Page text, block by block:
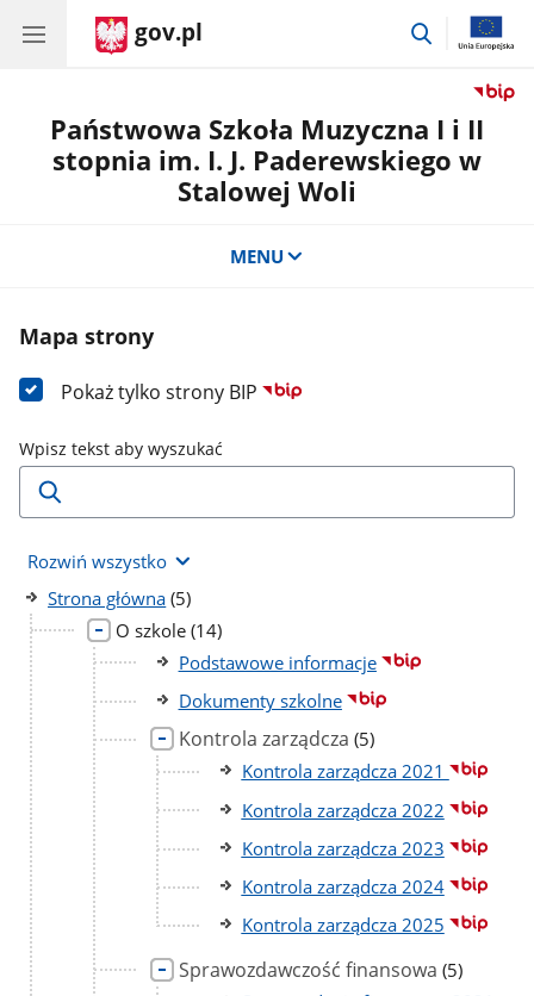
gov.pl
przejdź
Państwowa Szkoła Muzyczna I i II
stopnia im. I. J. Paderewskiego w
Stalowej Woli
MENU
Mapa strony
Pokaż tylko strony BIP
Wpisz tekst aby wyszukać
Rozwiń wszystko
Strona główna liczba
podstron
(5)
O szkole liczba
podstron
(14)
Podstawowe informacje
Dokumenty szkolne
Kontrola zarządcza liczba
podstron
(5)
Kontrola zarządcza 2021
Kontrola zarządcza 2022
Kontrola zarządcza 2023
Kontrola zarządcza 2024
Kontrola zarządcza 2025
Sprawozdawczość finansowa liczba
(5)